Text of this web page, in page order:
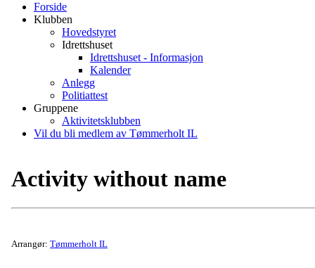
Forside
Klubben
Hovedstyret
Idrettshuset
Idrettshuset - Informasjon
Kalender
Anlegg
Politiattest
Gruppene
Aktivitetsklubben
Vil du bli medlem av Tømmerholt IL
Activity without name
Arrangør: Tømmerholt IL